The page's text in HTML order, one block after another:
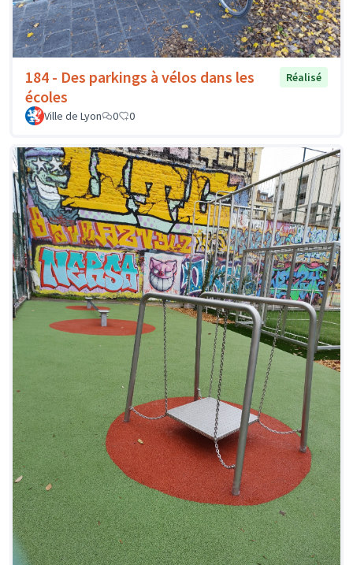
184 - Des parkings à vélos dans les
écoles
Réalisé
Ville de Lyon 0 0